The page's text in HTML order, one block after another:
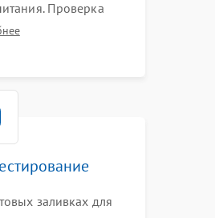
Проверка
Con с помощью
заливках для